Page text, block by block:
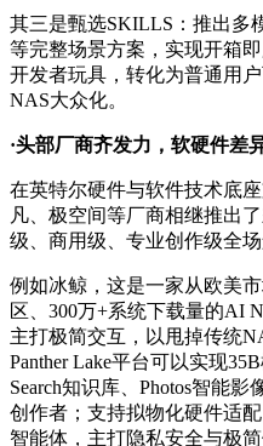
其三是甄选SKILLS ：推出多
等完整场景方案，实现开箱
开发者玩具，转化为普通用
NAS大众化。
·头部厂商齐发力，软硬件差
在英特尔硬件与软件技术底
凡、极空间等厂商相继推出
级、商用级、专业创作级全
例如冰鲸，这是一家从欧美
区、300万+系统下载量的AI
主打极简交互 ，以甩掉传统
Panther Lake平台可以实现
Search知识库、Photos智能
创作者；支持拟物化硬件适
智能体，主打隐私安全与极